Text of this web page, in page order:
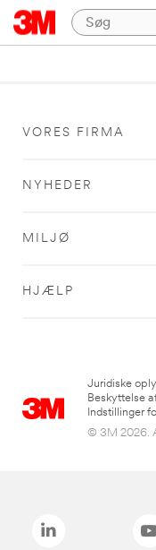
VORES FIRMA
NYHEDER
MILJØ
HJÆLP
Juridiske
Beskyttelse
Indstillinger
© 3M 2026.